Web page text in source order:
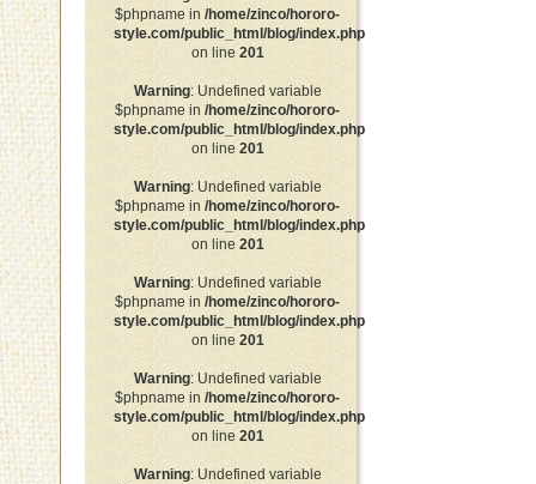
$phpname in /home/zinco/hororo-
style.com/public_html/blog/index.php
on line 201
Warning: Undefined variable
$phpname in /home/zinco/hororo-
style.com/public_html/blog/index.php
on line 201
Warning: Undefined variable
$phpname in /home/zinco/hororo-
style.com/public_html/blog/index.php
on line 201
Warning: Undefined variable
$phpname in /home/zinco/hororo-
style.com/public_html/blog/index.php
on line 201
Warning: Undefined variable
$phpname in /home/zinco/hororo-
style.com/public_html/blog/index.php
on line 201
Warning: Undefined variable